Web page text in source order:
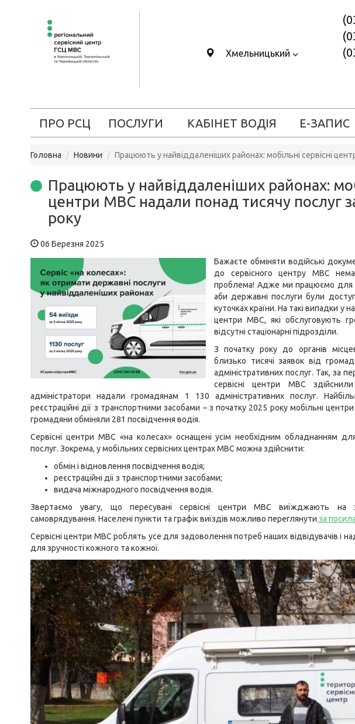
Хмельницький
ПРО РСЦ ПОСЛУГИ КАБІНЕТ ВОДІЯ Е-ЗАПИС
Головна Новини Працюють у найвіддаленіших районах: мобільні сервісні
Працюють у найвіддаленіших районах:
центри МВС надали понад тисячу послуг
року
06 Березня 2025
Бажаєте обміняти водійські
до сервісного центру МВС
проблема! Адже ми працюємо
аби державні послуги були
куточках країни. На такі випадки у
центри МВС, які обслуговують
відсутні стаціонарні підрозділи.
З початку року до органів
близько тисячі заявок від
адміністративних послуг. Так, за
сервісні центри МВС
адміністратори надали громадянам 1 130 адміністративних послуг.
реєстраційні дії з транспортними засобами – з початку 2025 року мобільні
громадяни обміняли 281 посвідчення водія.
Сервісні центри МВС «на колесах» оснащені усім необхідним обладнанням
послуг. Зокрема, у мобільних сервісних центрах МВС можна здійснити:
обмін і відновлення посвідчення водія;
реєстраційні дії з транспортними засобами;
видача міжнародного посвідчення водія.
Звертаємо увагу, що пересувані сервісні центри МВС виїжджають на
самоврядування. Населені пункти та графік виїздів можливо переглянути за
Сервісні центри МВС роблять усе для задоволення потреб наших відвідувачів і
для зручності кожного та кожної.